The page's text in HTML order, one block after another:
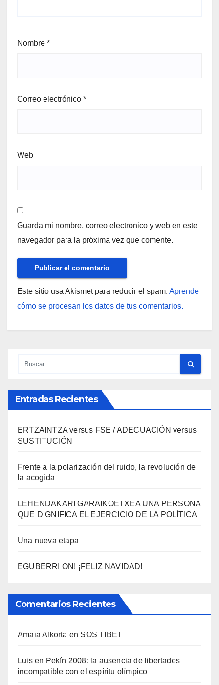
Nombre *
Correo electrónico *
Web
Guarda mi nombre, correo electrónico y web en este
navegador para la próxima vez que comente.
Este sitio usa Akismet para reducir el spam. Aprende
cómo se procesan los datos de tus comentarios.
Entradas Recientes
ERTZAINTZA versus FSE / ADECUACIÓN versus
SUSTITUCIÓN
Frente a la polarización del ruido, la revolución de
la acogida
LEHENDAKARI GARAIKOETXEA UNA PERSONA
QUE DIGNIFICA EL EJERCICIO DE LA POLÍTICA
Una nueva etapa
EGUBERRI ON! ¡FELIZ NAVIDAD!
Comentarios Recientes
Amaia Alkorta en SOS TIBET
Luisen Pekí­n 2008: la ausencia de libertades
incompatible con el espí­ritu olí­mpico